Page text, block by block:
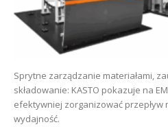
Sprytne zarządzanie materiałami,
składowanie: KASTO pokazuje na
efektywniej zorganizować przepływ
wydajność.